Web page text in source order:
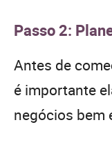
Passo 2:
Antes de
é importante
negócios bem